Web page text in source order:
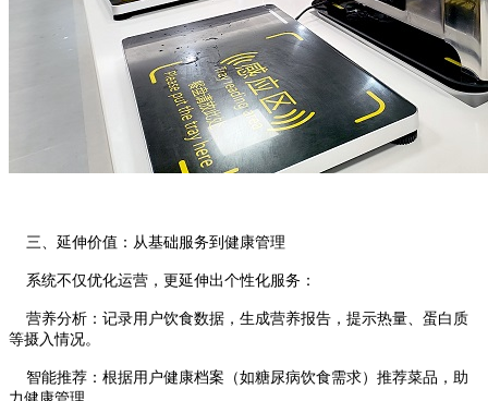
三、延伸价值：从基础服务到健康管理
系统不仅优化运营，更延伸出个性化服务：
营养分析：记录用户饮食数据，生成营养报告，提示热量、蛋白质
等摄入情况。
智能推荐：根据用户健康档案（如糖尿病饮食需求）推荐菜品，助